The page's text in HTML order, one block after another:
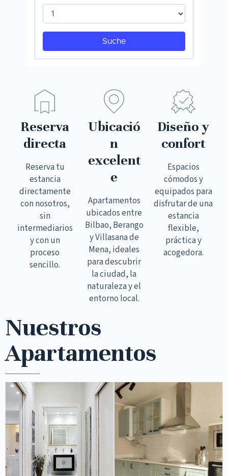
Reserva
directa
Reserva tu
estancia
directamente
con nosotros,
sin
intermediarios
y con un
proceso
sencillo.
Ubicació
n
excelent
e
Apartamentos
ubicados entre
Bilbao, Berango
y Villasana de
Mena, ideales
para descubrir
la ciudad, la
naturaleza y el
entorno local.
Diseño y
confort
Espacios
cómodos y
equipados para
disfrutar de una
estancia
flexible,
práctica y
acogedora.
Nuestros
Apartamentos